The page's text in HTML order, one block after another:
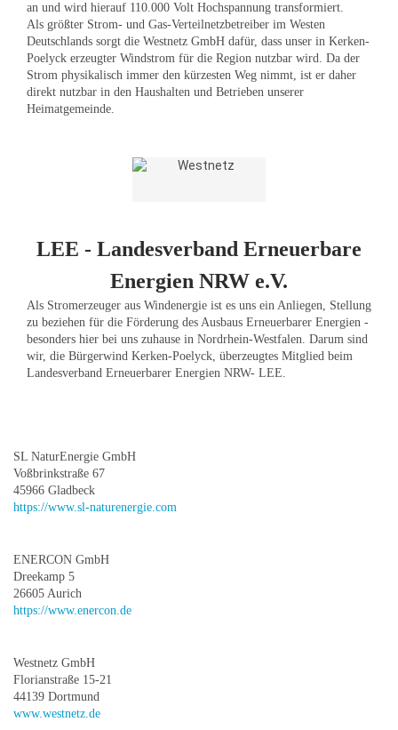
an und wird hierauf 110.000 Volt Hochspannung transformiert.
Als größter Strom- und Gas-Verteilnetzbetreiber im Westen
Deutschlands sorgt die Westnetz GmbH dafür, dass unser in Kerken-
Poelyck erzeugter Windstrom für die Region nutzbar wird. Da der
Strom physikalisch immer den kürzesten Weg nimmt, ist er daher
direkt nutzbar in den Haushalten und Betrieben unserer
Heimatgemeinde.
LEE - Landesverband Erneuerbare
Energien NRW e.V.
Als Stromerzeuger aus Windenergie ist es uns ein Anliegen, Stellung
zu beziehen für die Förderung des Ausbaus Erneuerbarer Energien -
besonders hier bei uns zuhause in Nordrhein-Westfalen. Darum sind
wir, die Bürgerwind Kerken-Poelyck, überzeugtes Mitglied beim
Landesverband Erneuerbarer Energien NRW- LEE.
SL NaturEnergie GmbH
Voßbrinkstraße 67
45966 Gladbeck
https://www.sl-naturenergie.com
ENERCON GmbH
Dreekamp 5
26605 Aurich
https://www.enercon.de
Westnetz GmbH
Florianstraße 15-21
44139 Dortmund
www.westnetz.de